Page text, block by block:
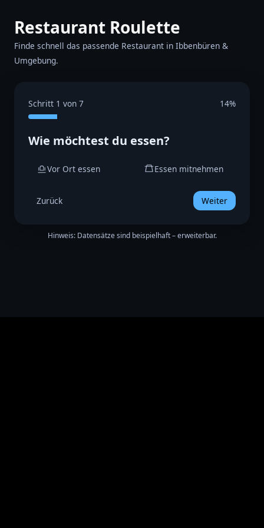
Restaurant Roulette
Finde schnell das passende Restaurant in Ibbenbüren &
Umgebung.
Schritt 1 von 7 14%
Wie möchtest du essen?
Vor Ort essen Essen mitnehmen
Zurück Weiter
Hinweis: Datensätze sind beispielhaft – erweiterbar.